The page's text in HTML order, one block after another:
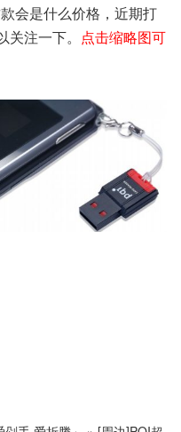
会是什么价格，近期打
注一下。 点击缩略图可